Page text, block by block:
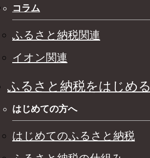
コラム
ふるさと納税関連
イオン関連
ふるさと納税をはじめる
はじめての方へ
はじめてのふるさと納税